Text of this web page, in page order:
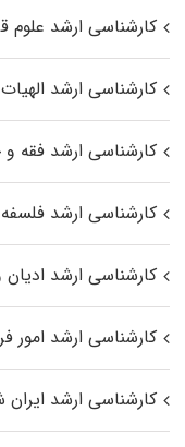
کارشناسی ارشد
کارشناسی ارشد
کارشناسی ارشد فقه
کارشناسی ارشد
کارشناسی ارشد
کارشناسی ارشد امور
کارشناسی ارشد